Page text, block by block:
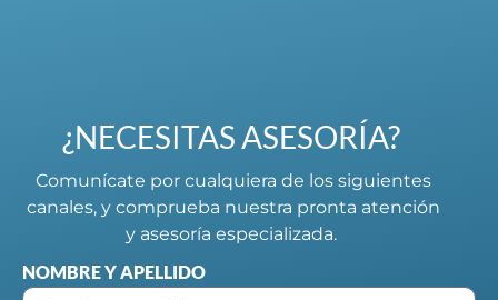
¿NECESITAS ASESORÍA?
Comunícate por cualquiera de los siguientes
canales, y comprueba nuestra pronta atención
y asesoría especializada.
NOMBRE Y APELLIDO